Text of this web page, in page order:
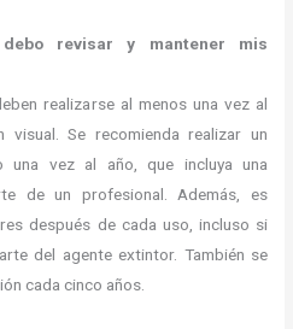
revisar y mantener mis
realizarse al menos una vez al
visual. Se recomienda realizar un
una vez al año, que incluya una
de un profesional. Además, es
después de cada uso, incluso si
del agente extintor. También se
cada cinco años.